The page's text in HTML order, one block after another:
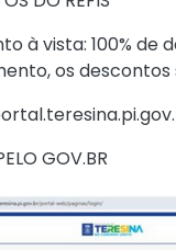
à vista: 100%
os descontos
GOV.BR